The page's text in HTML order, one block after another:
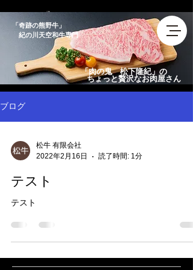
​「奇跡の熊野牛」
紀の川天空和牛専門
「肉の鬼 松下隆紀」の
ちょっと贅沢なお肉屋さん
ブログ
松牛 有限会社
2022年2月16日
読了時間: 1分
テスト
テスト